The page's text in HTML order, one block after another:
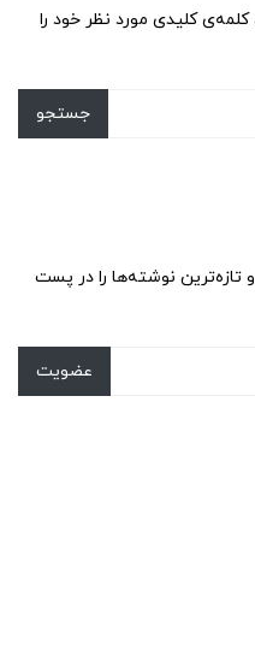
کلیدی مورد نظر خود را
جستجو
نوشته‌ها را در پست
عضویت